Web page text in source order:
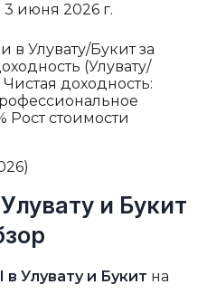
3 июня 2026 г.
в Улувату/Букит за
(Улувату/
Чистая доходность:
Рост стоимости
и Букит
в Улувату и Букит на